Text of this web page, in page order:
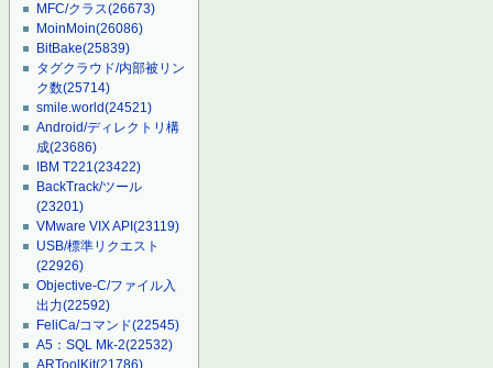
MFC/クラス(26673)
MoinMoin(26086)
BitBake(25839)
タグクラウド/内部被リン
ク数(25714)
smile.world(24521)
Android/ディレクトリ構
成(23686)
IBM T221(23422)
BackTrack/ツール
(23201)
VMware VIX API(23119)
USB/標準リクエスト
(22926)
Objective-C/ファイル入
出力(22592)
FeliCa/コマンド(22545)
A5：SQL Mk-2(22532)
ARToolKit(21786)